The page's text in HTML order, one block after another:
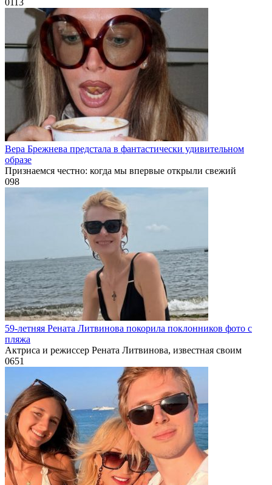
Вера Брежнева предстала в фантастически удивительном
образе
Признаемся честно: когда мы впервые открыли свежий
098
59-летняя Рената Литвинова покорила поклонников фото с
пляжа
Актриса и режиссер Рената Литвинова, известная своим
0651